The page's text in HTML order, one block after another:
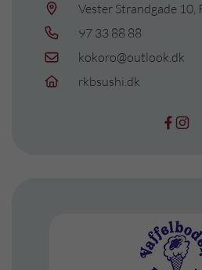
Vester Strandgade 10,
97 33 88 88
kokoro@outlook.dk
rkbsushi.dk